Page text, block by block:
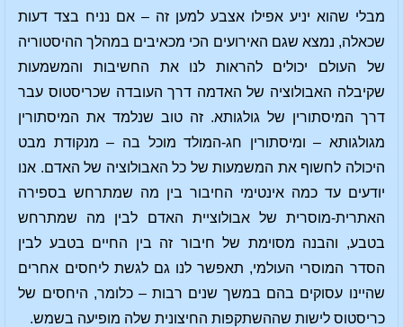
מבלי שהוא יניע אפילו אצבע למען זה – אם נניח בצד דעות
שכאלה, נמצא שגם האירועים הכי מכאיבים במהלך ההיסטוריה
של העולם יכולים להראות לנו את החשיבות והמשמעות
שקיבלה האבולוציה של האדמה דרך העובדה שכריסטוס עבר
דרך המיסתורין של גולגותא. זה טוב שנלמד את המיסתורין
מגולגותא – ומיסתורין חג-המולד מוכל בה – מנקודת מבט
היכולה לחשוף את המשמעות של כל האבולוציה של האדם. אנו
יודעים עד כמה אינטימי החיבור בין מה שמתרחש בספירה
האתרית-מוסרית של אבולוציית האדם לבין מה שמתרחש
בטבע, והבנה מסוימת של חיבור זה בין החיים בטבע לבין
הסדר המוסרי העולמי, תאפשר לנו גם לגשת ליחסים אחרים
שהיינו עסוקים בהם במשך שנים רבות – כלומר, היחסים של
כריסטוס לישות שההשתקפות החיצונית שלה מופיעה בשמש.